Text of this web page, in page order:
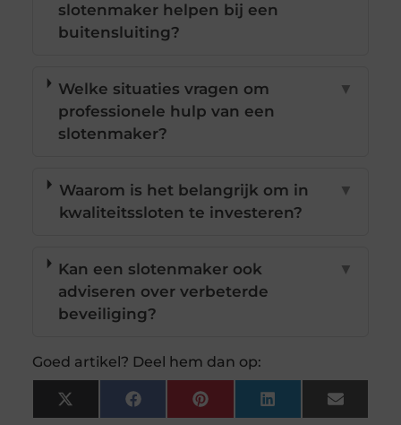
slotenmaker helpen bij een
buitensluiting?
Welke situaties vragen om
professionele hulp van een
slotenmaker?
▼
Waarom is het belangrijk om in
kwaliteitssloten te investeren?
▼
Kan een slotenmaker ook
adviseren over verbeterde
beveiliging?
▼
Goed artikel? Deel hem dan op:
X
(Twitter)
FacebookPinterestLinkedInEmail